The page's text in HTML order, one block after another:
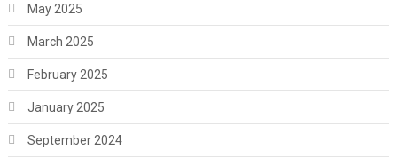
May 2025
March 2025
February 2025
January 2025
September 2024